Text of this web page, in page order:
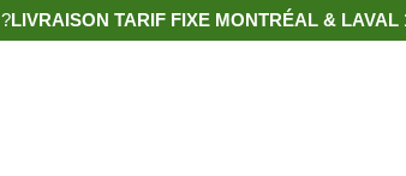
?LIVRAISON TARIF FIXE MONTRÉAL &